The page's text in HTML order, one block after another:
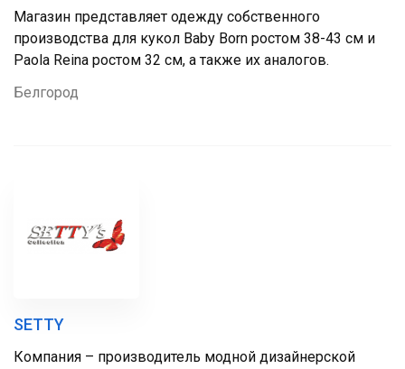
Магазин представляет одежду собственного
производства для кукол Baby Born ростом 38-43 см и
Paola Reina ростом 32 см, а также их аналогов.
Белгород
SETTY
Компания – производитель модной дизайнерской